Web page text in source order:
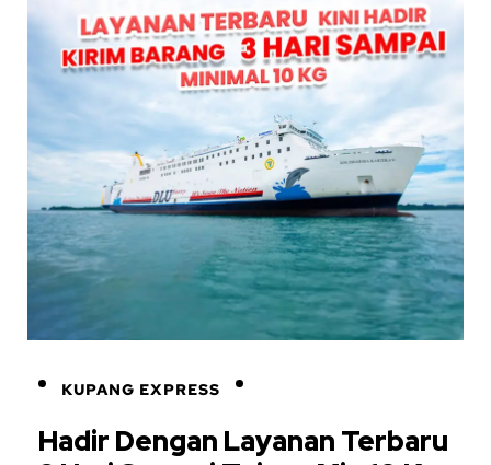
KUPANG EXPRESS
Hadir Dengan Layanan Terbaru